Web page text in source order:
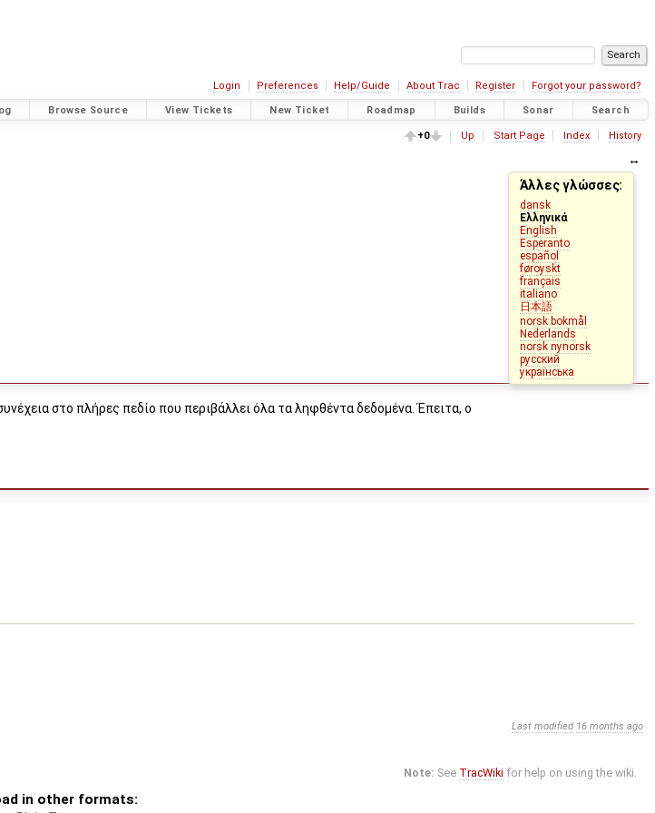
Login Preferences Help/Guide About Trac Register Forgot your password?
Browse Source View Tickets New Ticket Roadmap Builds Sonar Search
+0 Up Start Page Index History
Άλλες γλώσσες:
dansk
Ελληνικά
English
Esperanto
español
føroyskt
français
italiano
日本語
norsk bokmål
Nederlands
norsk nynorsk
русский
українська
στο πλήρες πεδίο που περιβάλλει όλα τα ληφθέντα δεδομένα. Έπειτα, ο
Last modified 16 months ago
Note: See TracWiki for help on using the wiki.
in other formats: